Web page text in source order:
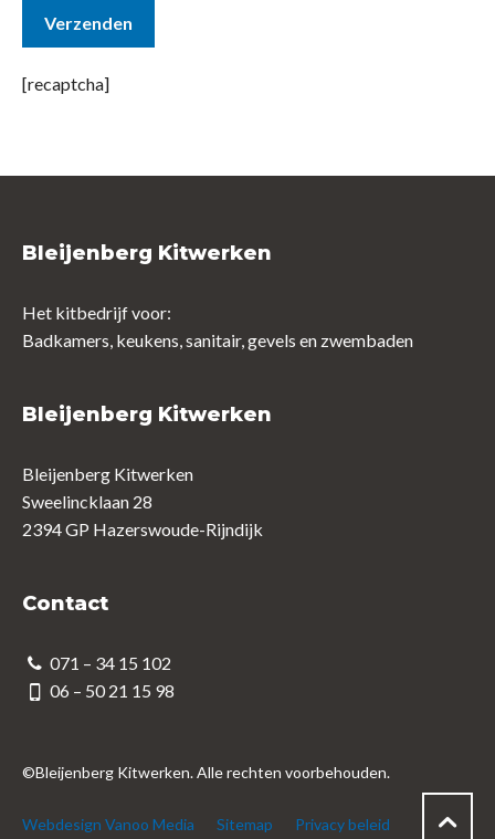
[recaptcha]
Bleijenberg Kitwerken
Het kitbedrijf voor:
Badkamers, keukens, sanitair, gevels en zwembaden
Bleijenberg Kitwerken
Bleijenberg Kitwerken
Sweelincklaan 28
2394 GP Hazerswoude-Rijndijk
Contact
071 – 34 15 102
06 – 50 21 15 98
©Bleijenberg Kitwerken. Alle rechten voorbehouden.
Webdesign Vanoo Media Sitemap Privacy beleid